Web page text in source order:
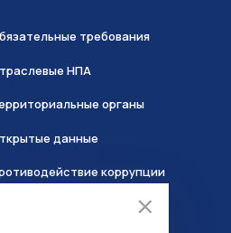
требования
НПА
органы
данные
коррупции
системе ГИИС ДМДК